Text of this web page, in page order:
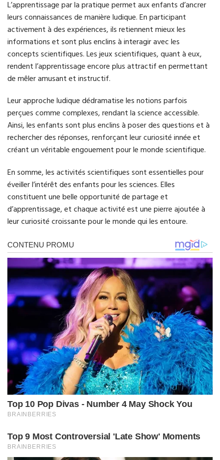
L’apprentissage par la pratique permet aux enfants d’ancrer
leurs connaissances de manière ludique. En participant
activement à des expériences, ils retiennent mieux les
informations et sont plus enclins à interagir avec les
concepts scientifiques. Les jeux scientifiques, quant à eux,
rendent l’apprentissage encore plus attractif en permettant
de mêler amusant et instructif.
Leur approche ludique dédramatise les notions parfois
perçues comme complexes, rendant la science accessible.
Ainsi, les enfants sont plus enclins à poser des questions et à
rechercher des réponses, renforçant leur curiosité innée et
créant un véritable engouement pour le monde scientifique.
En somme, les activités scientifiques sont essentielles pour
éveiller l’intérêt des enfants pour les sciences. Elles
constituent une belle opportunité de partage et
d’apprentissage, et chaque activité est une pierre ajoutée à
leur curiosité croissante pour le monde qui les entoure.